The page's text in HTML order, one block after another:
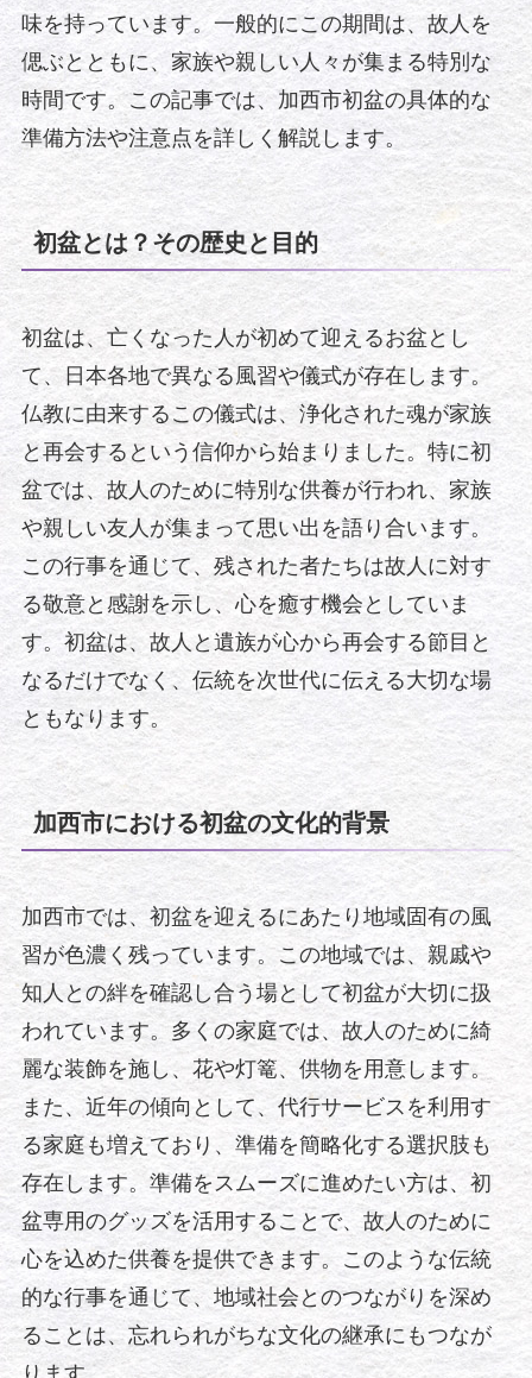
味を持っています。一般的にこの期間は、故人を
偲ぶとともに、家族や親しい人々が集まる特別な
時間です。この記事では、加西市初盆の具体的な
準備方法や注意点を詳しく解説します。
初盆とは？その歴史と目的
初盆は、亡くなった人が初めて迎えるお盆とし
て、日本各地で異なる風習や儀式が存在します。
仏教に由来するこの儀式は、浄化された魂が家族
と再会するという信仰から始まりました。特に初
盆では、故人のために特別な供養が行われ、家族
や親しい友人が集まって思い出を語り合います。
この行事を通じて、残された者たちは故人に対す
る敬意と感謝を示し、心を癒す機会としていま
す。初盆は、故人と遺族が心から再会する節目と
なるだけでなく、伝統を次世代に伝える大切な場
ともなります。
加西市における初盆の文化的背景
加西市では、初盆を迎えるにあたり地域固有の風
習が色濃く残っています。この地域では、親戚や
知人との絆を確認し合う場として初盆が大切に扱
われています。多くの家庭では、故人のために綺
麗な装飾を施し、花や灯篭、供物を用意します。
また、近年の傾向として、代行サービスを利用す
る家庭も増えており、準備を簡略化する選択肢も
存在します。準備をスムーズに進めたい方は、初
盆専用のグッズを活用することで、故人のために
心を込めた供養を提供できます。このような伝統
的な行事を通じて、地域社会とのつながりを深め
ることは、忘れられがちな文化の継承にもつなが
ります。